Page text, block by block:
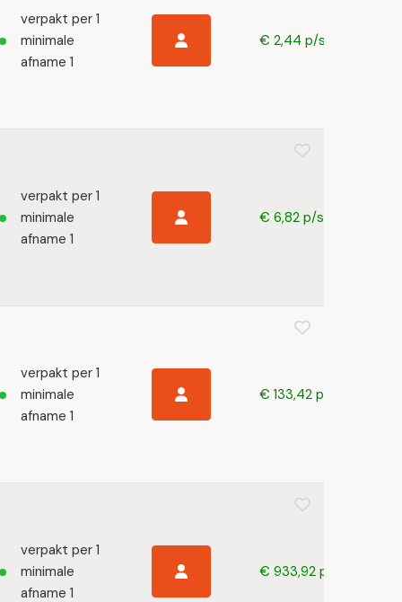
verpakt per 1
minimale
afname 1
€ 2,44 p/s
verpakt per 1
minimale
afname 1
€ 6,82 p/s
verpakt per 1
minimale
afname 1
€ 133,42 p/s
verpakt per 1
minimale
afname 1
€ 933,92 p/s